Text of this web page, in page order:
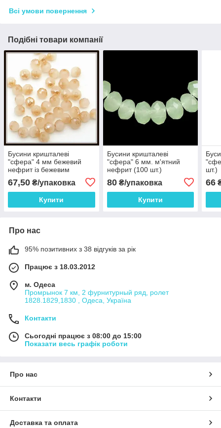
Всі умови повернення
Подібні товари компанії
Бусини кришталеві
"сфера" 4 мм бежевий
нефрит із бежевим
67,50 ₴/упаковка
Купити
Бусини кришталеві
"сфера" 6 мм. м'ятний
нефрит (100 шт.)
80₴/упаковка
Купити
шт.)
66
Про нас
95% позитивних з 38 відгуків за рік
Працює з 18.03.2012
м. Одеса
Промрынок 7 км, 2 фурнитурный ряд, ролет
1828.1829,1830 , Одеса, Україна
Контакти
Сьогодні працює з 08:00 до 15:00
Показати весь графік роботи
Про нас
Контакти
Доставка та оплата